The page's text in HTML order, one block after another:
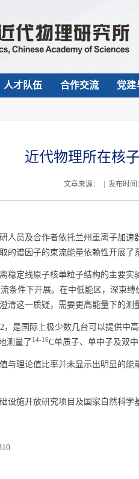
人才队伍 合作交流 党建
近代物理所在核
文章来源： | 发布时间
人员及合作者依托兰州重离子加速
的谱因子的束流能量依赖性开展了
定线原子核单粒子结构的主要实
条件下开展。在中低能区，深束
清这一质疑，需要更高能量下的测
国际上极少数几台可以提供中
测量了 14-16C单质子、单中子及双
理论值比率并未显示出明显的能
施开放研究项目及国家自然科学